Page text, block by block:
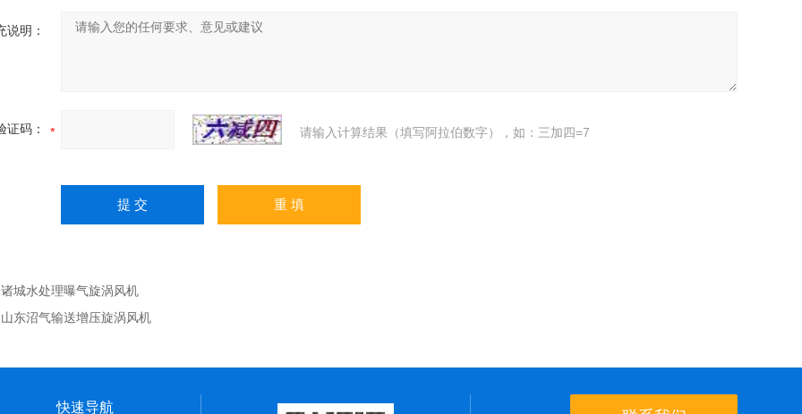
说明：
证码： 请输入计算结果（填写阿拉伯数字），如：三加四=7
诸城水处理曝气旋涡风机
山东沼气输送增压旋涡风机
快速导航